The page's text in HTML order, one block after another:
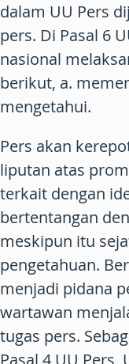
dalam UU Pers
pers. Di Pasal 6
nasional
berikut, a.
mengetahui.
Pers akan
liputan atas
terkait dengan
bertentangan
meskipun itu
pengetahuan.
menjadi pidana
wartawan
tugas pers.